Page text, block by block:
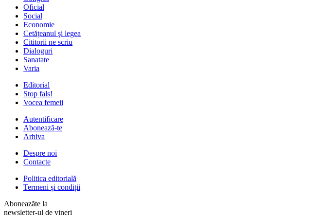
Oficial
Social
Economie
Cetăţeanul şi legea
Cititorii ne scriu
Dialoguri
Sanatate
Varia
Editorial
Stop fals!
Vocea femeii
Autentificare
Abonează-te
Arhiva
Despre noi
Contacte
Politica editorială
Termeni și condiții
Aboneazăte la
newsletter-ul de vineri